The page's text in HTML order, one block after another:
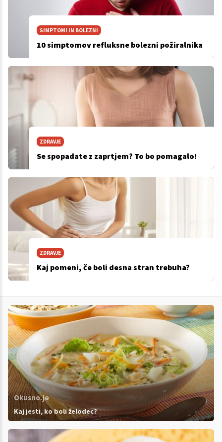
SIMPTOMI IN BOLEZNI
10 simptomov refluksne bolezni požiralnika
ZDRAVJE
Se spopadate z zaprtjem? To bo pomagalo!
ZDRAVJE
Kaj pomeni, če boli desna stran trebuha?
Okusno.je
Kaj jesti, ko boli želodec?